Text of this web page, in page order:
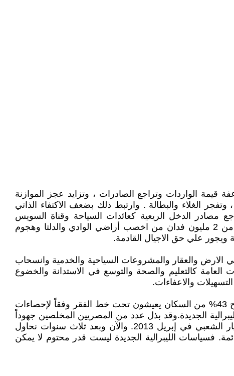
الواردات وتراجع الصادرات ، وتزايد عجز الموازنة
وتفجر الغلاء والبطالة . وارتبط ذلك بضعف الاكتفاء الذاتي
مصادر الدخل الريعية كعائدات السياحة وقناة السويس
وتحويلات المصريين العاملين في الخارج بما انعكس علي قيمة الجنيه المصري أمام الدولار. تواكب ذلك مع تآكل أكثر من 2 مليون فدان من اخصب أراضي الوادي والدلتا وهجوم
ويجور علي حق الاجيال القادمة.
الارض والعقار والمشروعات السياحية والخدمية وانسحاب
كالتعليم والصحة والتوسع في الاستدانة والخضوع
والاعفاءات.
لذلك نجد أن بعد أكثر من 40 سنة علي تطبيق هذه السياسات.تفاقمت الأزمة الاقتصادية وتدهور الاقتصاد المصري.وأصبح 43% من السكان يعيشون تحت خط الفقر وفقاً لإحصاءات
الجديدة.وقد بذل عدد من المصريين المخلصين جهوداً
كبيرة علي مدي العقود الماضية لبلورة بدائل اقتصادية قابلة للتطبيق ولم يكن آخرها المؤتمر الاقتصادي الذي عقده التيار الشعبي في إبريل 2013. والآن وبعد ثلاث سنوات نحاول
فسياسات الليبرالية الجديدة ليست قدر محتوم لا يمكن